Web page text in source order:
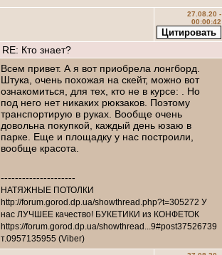
27.08.20 -
00:00:42
RE: Кто знает?
Всем привет. А я вот приобрела лонгборд.
Штука, очень похожая на скейт, можно вот
ознакомиться, для тех, кто не в курсе: . Но
под него нет никаких рюкзаков. Поэтому
транспортирую в руках. Вообще очень
довольна покупкой, каждый день юзаю в
парке. Еще и площадку у нас построили,
вообще красота.
---------------------
НАТЯЖНЫЕ ПОТОЛКИ
http://forum.gorod.dp.ua/showthread.php?t=305272 У
нас ЛУЧШЕЕ качество! БУКЕТИКИ из КОНФЕТОК
https://forum.gorod.dp.ua/showthread...9#post37526739
т.0957135955 (Viber)